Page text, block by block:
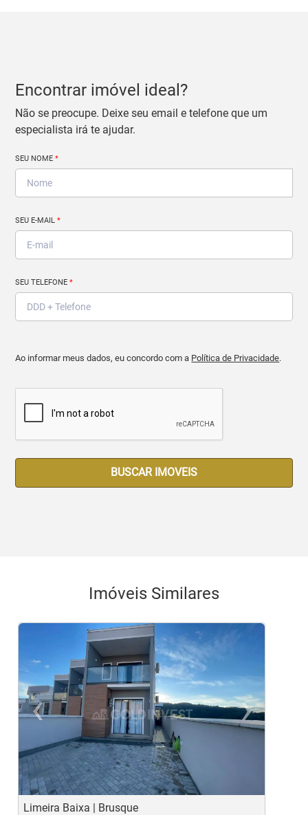
Encontrar imóvel ideal?
Não se preocupe. Deixe seu email e telefone que um
especialista irá te ajudar.
SEU NOME*
SEU E-MAIL*
SEU TELEFONE*
Ao informar meus dados, eu concordo com a Política de Privacidade.
BUSCAR IMOVEIS
Imóveis Similares
‹
Previous
›
Limeira Baixa | Brusque